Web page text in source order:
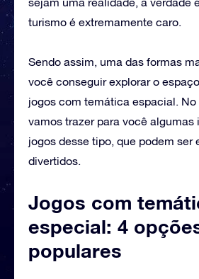
turismo é extremamente caro.
Sendo assim, uma das formas
você conseguir explorar o
jogos com temática espacial. No
vamos trazer para você algumas
jogos desse tipo, que podem ser
divertidos.
Jogos com
especial: 4
populares